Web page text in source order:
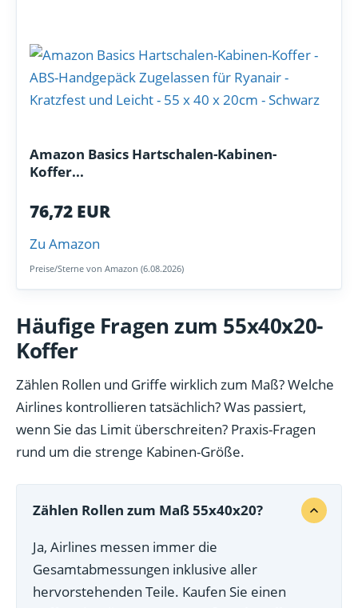
Amazon Basics Hartschalen-Kabinen-
Koffer...
76,72 EUR
Zu Amazon
Preise/Sterne von Amazon (6.08.2026)
Häufige Fragen zum 55x40x20-
Koffer
Zählen Rollen und Griffe wirklich zum Maß? Welche
Airlines kontrollieren tatsächlich? Was passiert,
wenn Sie das Limit überschreiten? Praxis-Fragen
rund um die strenge Kabinen-Größe.
Zählen Rollen zum Maß 55x40x20?
Ja, Airlines messen immer die
Gesamtabmessungen inklusive aller
hervorstehenden Teile. Kaufen Sie einen